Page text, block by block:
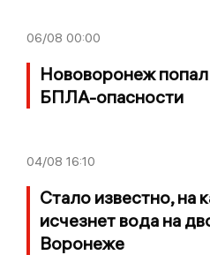
06/08 00:00
Нововоронеж
БПЛА-опасности
04/08 16:10
Стало известно, на
исчезнет вода на
Воронеже